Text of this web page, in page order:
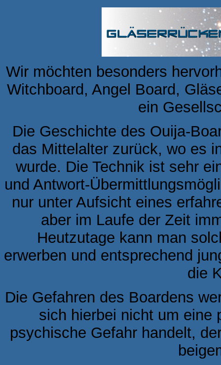
Wir möchten besonders
Witchboard, Angel Board,
ein
Die Geschichte des Ouija-
das Mittelalter zurück, wo es
wurde. Die Technik ist sehr
und Antwort-
nur unter Aufsicht eines
aber im Laufe der Zeit
Heutzutage kann man
erwerben und entsprechend
die
Die Gefahren des Boardens
sich hierbei nicht um eine
psychische Gefahr handelt,